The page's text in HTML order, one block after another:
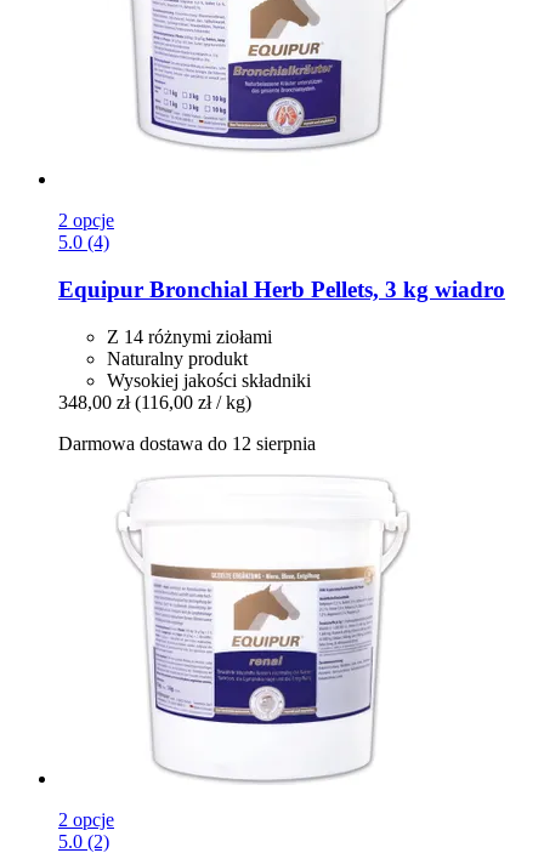
2 opcje
5.0 (4)
Equipur Bronchial Herb Pellets, 3 kg wiadro
Z 14 różnymi ziołami
Naturalny produkt
Wysokiej jakości składniki
348,00 zł (116,00 zł / kg)
Darmowa dostawa do 12 sierpnia
2 opcje
5.0 (2)